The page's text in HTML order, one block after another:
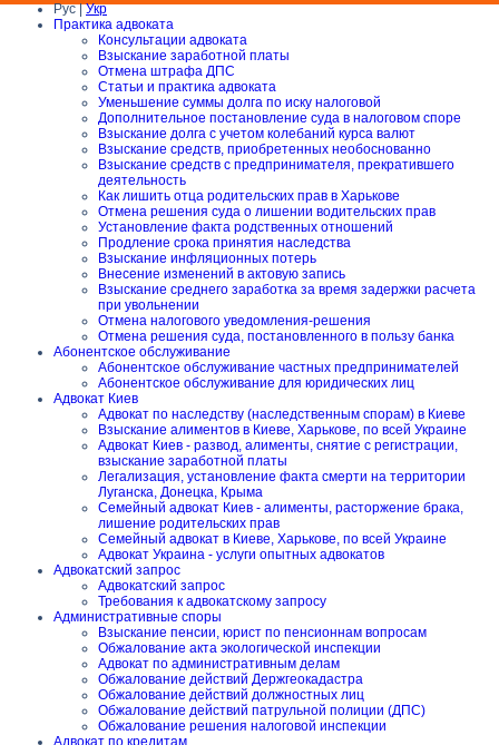
Рус |Укр
Практика адвоката
Консультации адвоката
Взыскание заработной платы
Отмена штрафа ДПС
Статьи и практика адвоката
Уменьшение суммы долга по иску налоговой
Дополнительное постановление суда в налоговом споре
Взыскание долга с учетом колебаний курса валют
Взыскание средств, приобретенных необоснованно
Взыскание средств с предпринимателя, прекратившего
деятельность
Как лишить отца родительских прав в Харькове
Отмена решения суда о лишении водительских прав
Установление факта родственных отношений
Продление срока принятия наследства
Взыскание инфляционных потерь
Внесение изменений в актовую запись
Взыскание среднего заработка за время задержки расчета
при увольнении
Отмена налогового уведомления-решения
Отмена решения суда, постановленного в пользу банка
Абонентское обслуживание
Абонентское обслуживание частных предпринимателей
Абонентское обслуживание для юридических лиц
Адвокат Киев
Адвокат по наследству (наследственным спорам) в Киеве
Взыскание алиментов в Киеве, Харькове, по всей Украине
Адвокат Киев - развод, алименты, снятие с регистрации,
взыскание заработной платы
Легализация, установление факта смерти на территории
Луганска, Донецка, Крыма
Семейный адвокат Киев - алименты, расторжение брака,
лишение родительских прав
Семейный адвокат в Киеве, Харькове, по всей Украине
Адвокат Украина - услуги опытных адвокатов
Адвокатский запрос
Адвокатский запрос
Требования к адвокатскому запросу
Административные споры
Взыскание пенсии, юрист по пенсионнам вопросам
Обжалование акта экологической инспекции
Адвокат по административным делам
Обжалование действий Держгеокадастра
Обжалование действий должностных лиц
Обжалование действий патрульной полиции (ДПС)
Обжалование решения налоговой инспекции